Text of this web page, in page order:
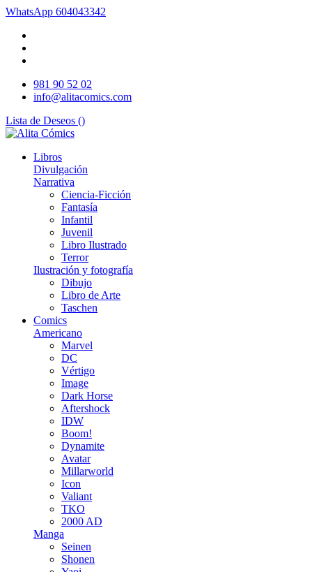
WhatsApp 604043342
981 90 52 02
info@alitacomics.com
Lista de Deseos ()
Libros
Divulgación
Narrativa
Ciencia-Ficción
Fantasía
Infantil
Juvenil
Libro Ilustrado
Terror
Ilustración y fotografía
Dibujo
Libro de Arte
Taschen
Comics
Americano
Marvel
DC
Vértigo
Image
Dark Horse
Aftershock
IDW
Boom!
Dynamite
Avatar
Millarworld
Icon
Valiant
TKO
2000 AD
Manga
Seinen
Shonen